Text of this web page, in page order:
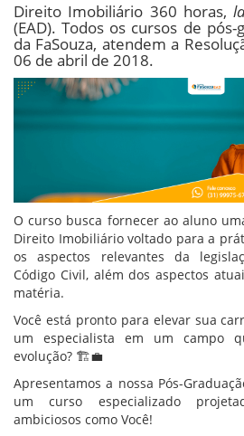
Direito Imobiliário 360 horas,
(EAD). Todos os cursos de pós-
da FaSouza, atendem a
06 de abril de 2018.
O curso busca fornecer ao aluno
Direito Imobiliário voltado para a
os aspectos relevantes da
Código Civil, além dos aspectos
matéria.
Você está pronto para elevar sua
um especialista em um campo
evolução? 🏗️💼
Apresentamos a nossa Pós-
um curso especializado
ambiciosos como Você!